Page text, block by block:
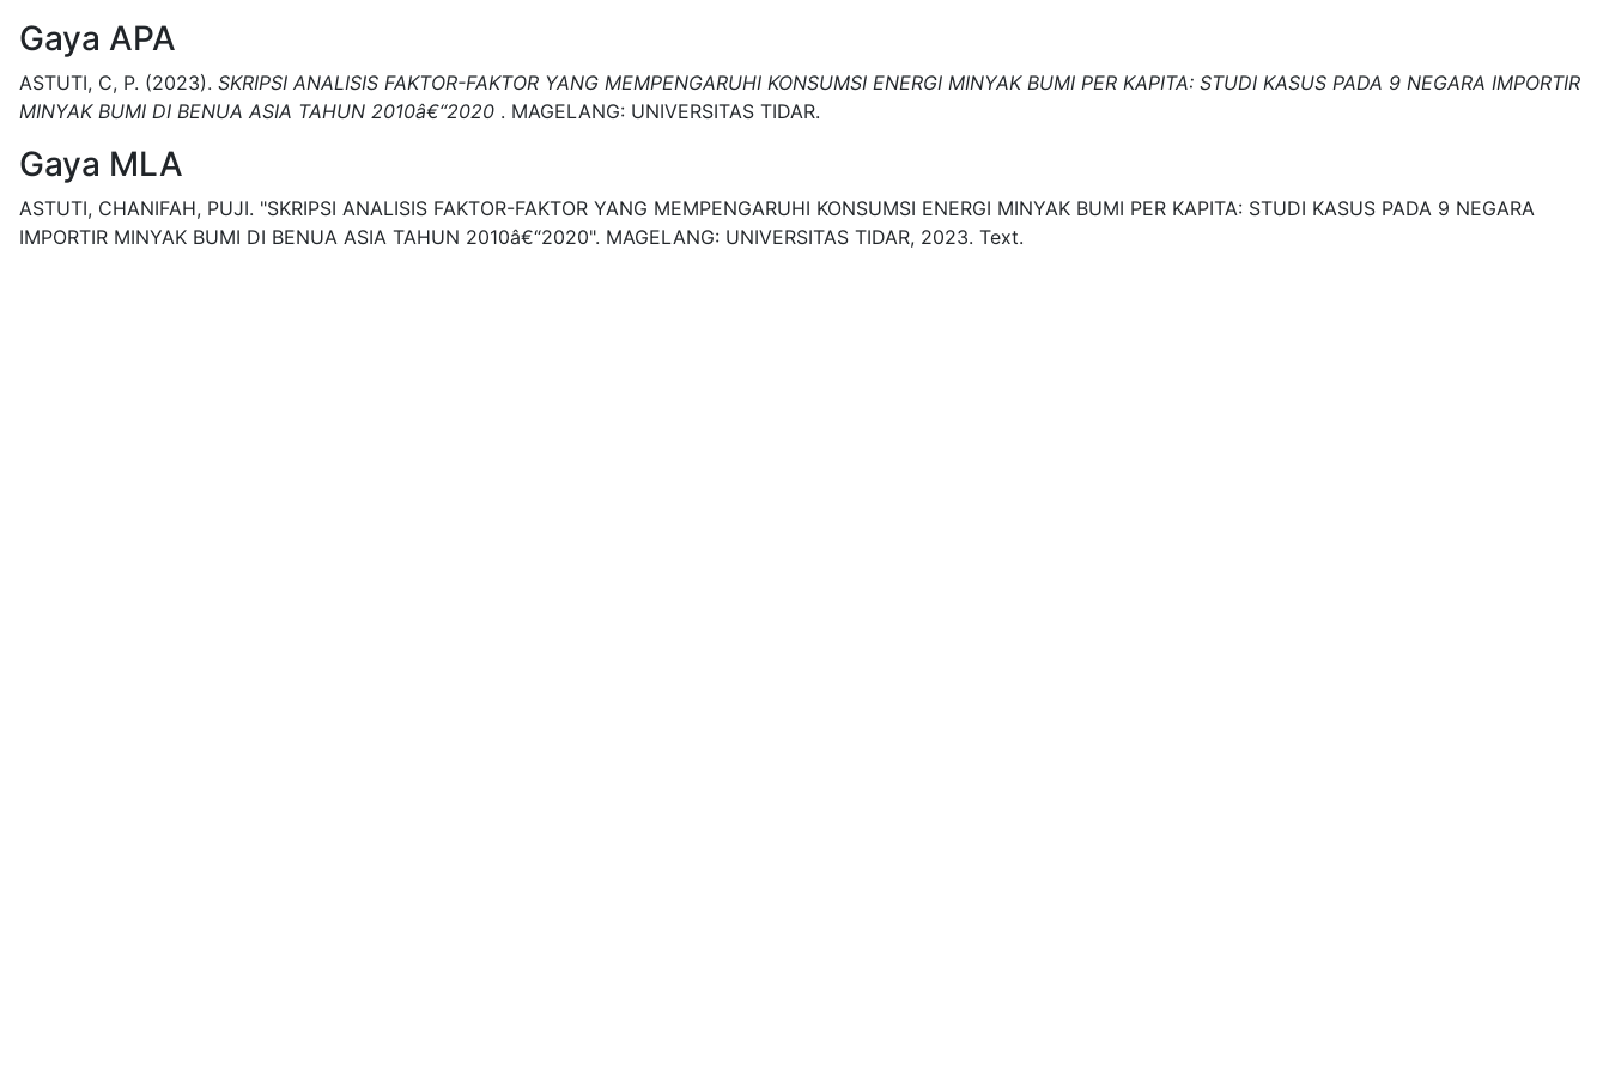
Gaya APA
ASTUTI, C, P. (2023). SKRIPSI ANALISIS FAKTOR-FAKTOR YANG MEMPENGARUHI KONSUMSI ENERGI MINYAK BUMI PER KAPITA: STUDI KASUS PADA 9 NEGARA IMPORTIR
MINYAK BUMI DI BENUA ASIA TAHUN 2010â€“2020 . MAGELANG: UNIVERSITAS TIDAR.
Gaya MLA
ASTUTI, CHANIFAH, PUJI. "SKRIPSI ANALISIS FAKTOR-FAKTOR YANG MEMPENGARUHI KONSUMSI ENERGI MINYAK BUMI PER KAPITA: STUDI KASUS PADA 9 NEGARA
IMPORTIR MINYAK BUMI DI BENUA ASIA TAHUN 2010â€“2020". MAGELANG: UNIVERSITAS TIDAR, 2023. Text.